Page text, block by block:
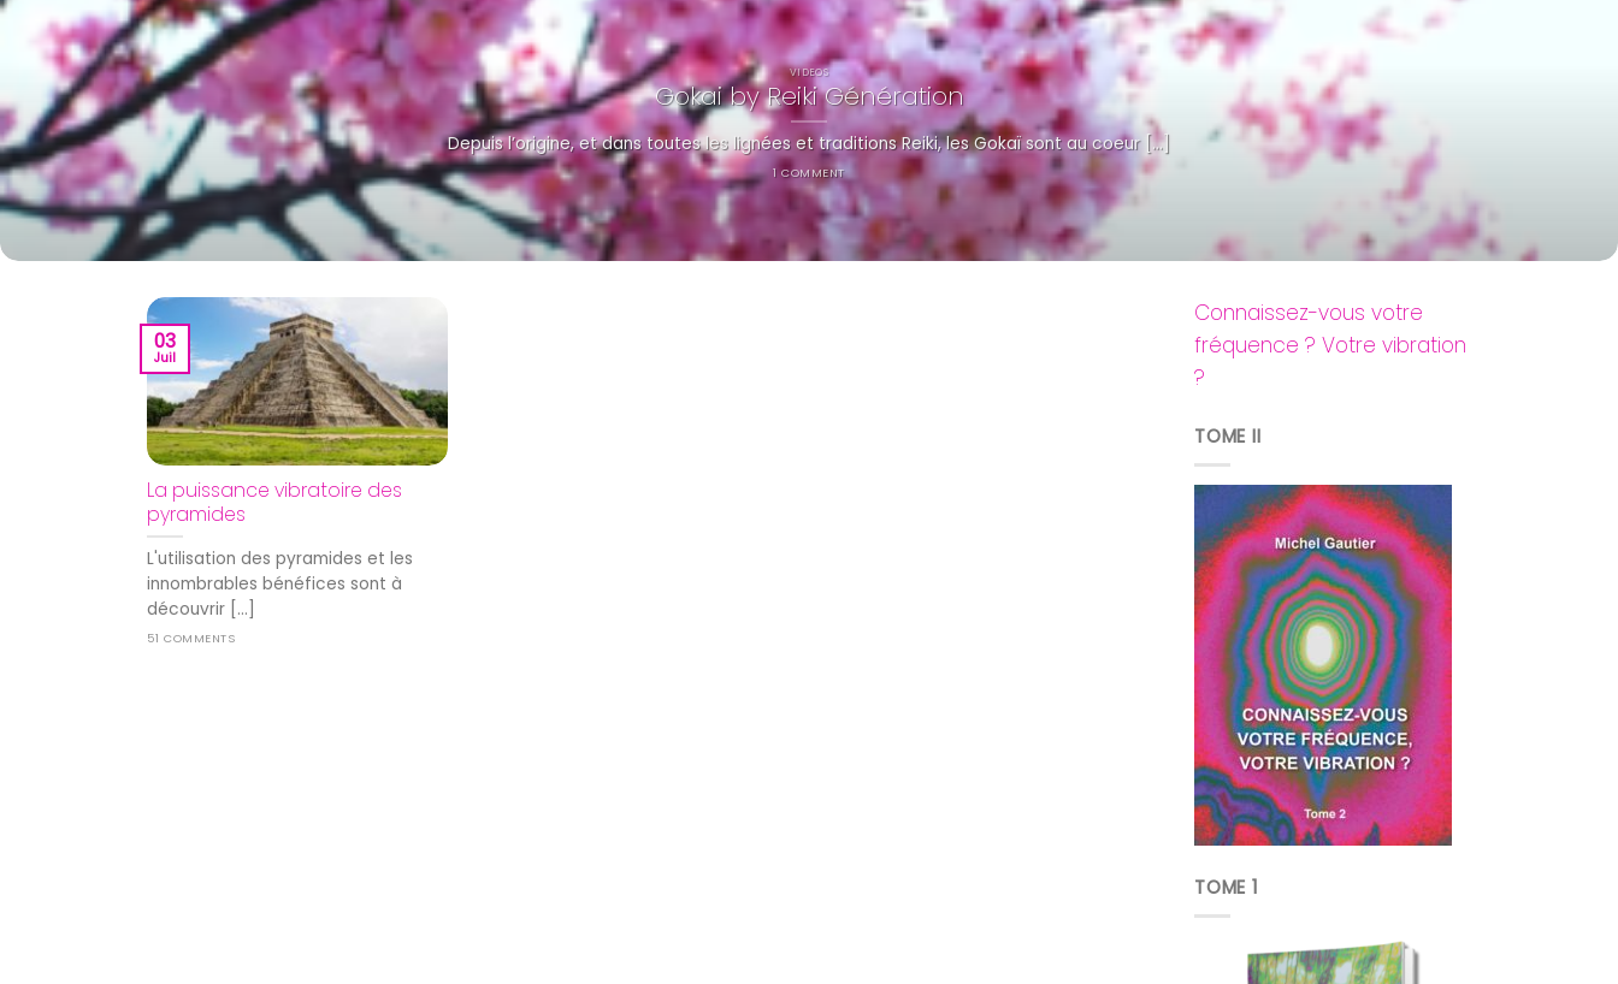
VIDEOS
Gokai by Reiki Génération
Depuis l’origine, et dans toutes les lignées et traditions Reiki, les Gokaï sont au coeur [...]
1 COMMENT
La puissance vibratoire des
pyramides
L'utilisation des pyramides et les
innombrables bénéfices sont à
découvrir [...]
51 COMMENTS
03
Juil
Connaissez-vous votre
fréquence ? Votre vibration
?
TOME II
TOME 1